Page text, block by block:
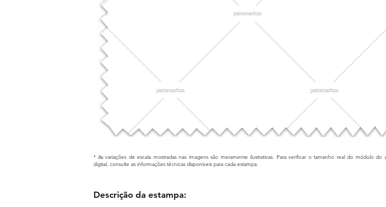
* As variações de escala mostradas nas imagens são meramente ilustrativas. Para verificar o tamanho real do módulo do
digital, consulte as informações técnicas disponíveis para cada estampa.
Descrição da estampa: